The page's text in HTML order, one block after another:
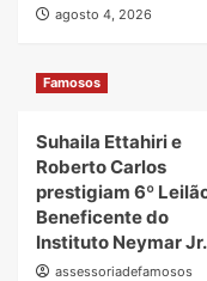
agosto 4, 2026
Famosos
Suhaila Ettahiri e
Roberto Carlos
prestigiam 6º
Beneficente do
Instituto Neymar Jr.
assessoriadefamosos